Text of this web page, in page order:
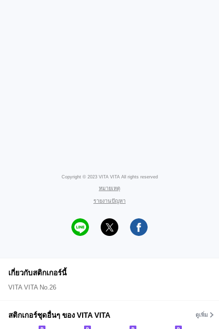
Copyright © 2023 VITA VITA All rights reserved
หมายเหตุ
รายงานปัญหา
เกี่ยวกับสติกเกอร์นี้
VITA VITA No.26
สติกเกอร์ชุดอื่นๆ ของ VITA VITA ดูเพิ่ม